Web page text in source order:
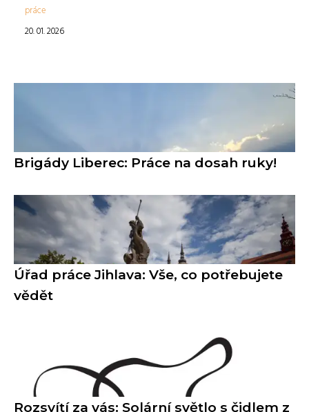
práce
20. 01. 2026
Brigády Liberec: Práce na dosah ruky!
Úřad práce Jihlava: Vše, co potřebujete
vědět
Rozsvítí za vás: Solární světlo s čidlem z